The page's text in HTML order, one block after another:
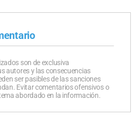
son de exclusiva
autores y las consecuencias
ser pasibles de las sanciones
Evitar comentarios ofensivos o
abordado en la información.